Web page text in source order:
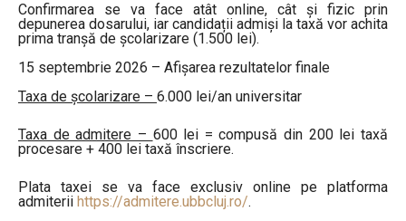
Confirmarea se va face atât online, cât și fizic prin
depunerea dosarului, iar candidații admiși la taxă vor achita
prima tranșă de școlarizare (1.500 lei).
15 septembrie 2026 – Afişarea rezultatelor finale
Taxa de școlarizare – 6.000 lei/an universitar
Taxa de admitere – 600 lei = compusă din 200 lei taxă
procesare + 400 lei taxă înscriere.
Plata taxei se va face exclusiv online pe platforma
admiterii https://admitere.ubbcluj.ro/.